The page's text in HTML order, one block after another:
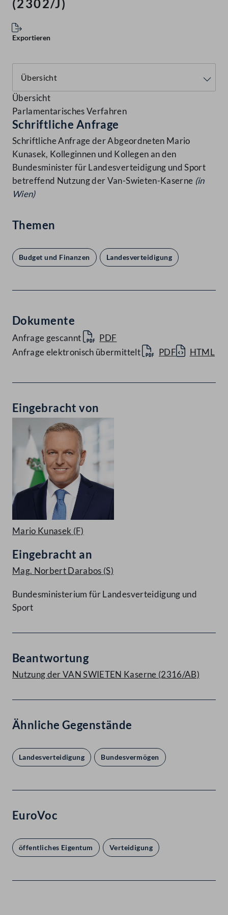
(2302/J)
Exportieren
Übersicht
Parlamentarisches Verfahren
Schriftliche Anfrage
Schriftliche Anfrage der Abgeordneten Mario
Kunasek, Kolleginnen und Kollegen an den
Bundesminister für Landesverteidigung und Sport
betreffend Nutzung der Van-Swieten-Kaserne (in
Wien)
Themen
Budget und Finanzen Landesverteidigung
Dokumente
Anfrage gescannt
PDF
Anfrage elektronisch übermittelt
PDF HTML
Eingebracht von
Mario Kunasek (F)
Eingebracht an
Mag. Norbert Darabos (S)
Bundesministerium für Landesverteidigung und
Sport
Beantwortung
Nutzung der VAN SWIETEN Kaserne (2316/AB)
Ähnliche Gegenstände
Landesverteidigung Bundesvermögen
EuroVoc
öffentliches Eigentum Verteidigung